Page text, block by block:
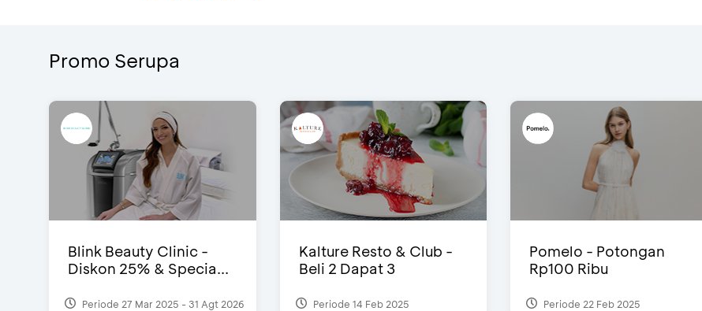
Promo Serupa
Blink Beauty Clinic -
Diskon 25% & Specia...
Periode 27 Mar 2025 - 31 Agt 2026
Kalture Resto & Club -
Beli 2 Dapat 3
Periode 14 Feb 2025
Pomelo - Potongan
Rp100 Ribu
Periode 22 Feb 2025